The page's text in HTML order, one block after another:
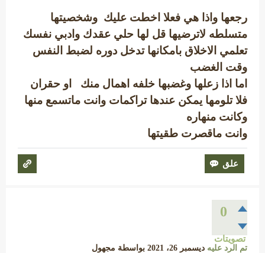
رجعها واذا هي فعلا اخطت عليك وشخصيتها
متسلطه لاترضيها قل لها حلي عقدك وادبي نفسك
تعلمي الاخلاق بامكانها تدخل دوره لضبط النفس
وقت الغضب
اما اذا زعلها وغضبها خلفه اهمال منك او حقران
فلا تلومها يمكن عندها تراكمات وانت ماتسمع منها
وكانت منهاره
وانت ماقصرت طقيتها
0
تصويتات
تم الرد عليه ديسمبر 26، 2021 بواسطة مجهول